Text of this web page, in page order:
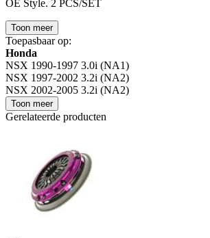
OE Style. 2 PCS/SET
Toon meer
Toepasbaar op:
Honda
NSX 1990-1997 3.0i (NA1)
NSX 1997-2002 3.2i (NA2)
NSX 2002-2005 3.2i (NA2)
Toon meer
Gerelateerde producten